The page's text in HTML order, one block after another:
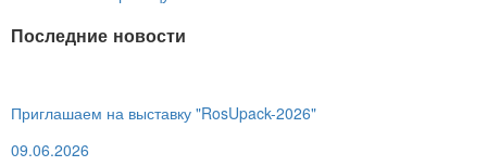
Последние новости
Приглашаем на выставку "RosUpack-2026"
09.06.2026